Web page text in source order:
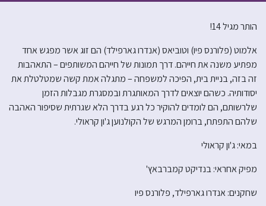
הותר מגיל 14!
אלמוט (פלורנס פיו) וטוביאס (אנדרו גארפילד) הם זוג אשר מפגש אחד
מפתיע משנה את חייהם. דרך תמונות של חייהם המשותפים – התאהבות
זה בזה, בניית בית, הפיכה למשפחה – מתגלה אמת קשה שמטלטלת את
יסודותיה. כשהם יוצאים לדרך המאותגרת ובמסגרת מגבלות הזמן
שלרשותם, הם לומדים להוקיר כל רגע בדרך הלא שגרתית שסיפור האהבה
שלהם התפתח, ברומן המרגש של הקולנוען ג'ון קראולי.
במאי: ג'ון קראולי
מפיק אחראי: בנדיקט קמברבאץ'
שחקנים: אנדרו גארפילד, פלורנס פיו